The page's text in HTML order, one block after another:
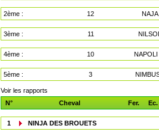
2ème : 12
3ème : 11
4ème : 10
5ème : 3
Voir les rapports
N°
Cheval Fer. Ec.
1 NINJA DES BROUETS